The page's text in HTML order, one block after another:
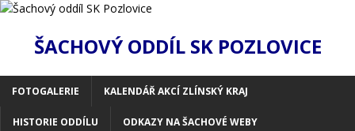
ŠACHOVÝ ODDÍL SK POZLOVICE
FOTOGALERIE KALENDÁŘ AKCÍ ZLÍNSKÝ KRAJ
HISTORIE ODDÍLU ODKAZY NA ŠACHOVÉ WEBY